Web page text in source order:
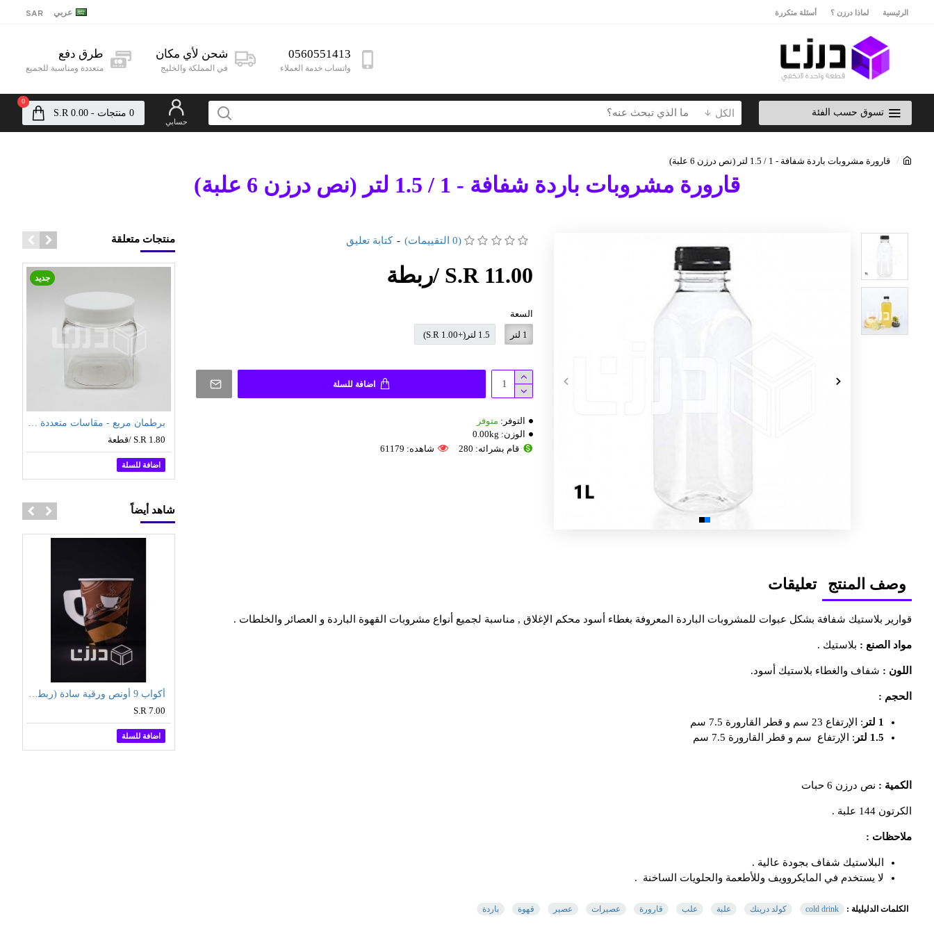
الرئيسية لماذا درزن ؟ أسئلة متكررة عربي SAR
0560551413
واتساب خدمة العملاء
شحن لأي مكان
في المملكة والخليج
طرق دفع
متعددة ومناسبة للجميع
تسوق حسب الفئة الكل
حسابي
0 منتجات - S.R 0.00
0
قارورة مشروبات باردة شفافة - 1 / 1.5 لتر (نص درزن 6 علبة)
قارورة مشروبات باردة شفافة - 1 / 1.5 لتر (نص درزن 6 علبة)
التوفر: متوفر
الوزن: 0.00kg
قام بشرائه: 280
شاهده: 61179
(0 التقييمات) - كتابة تعليق
S.R 11.00 /ربطة
السعة
1 لتر
1.5 لتر (+S.R 1.00)
اضافة للسلة
وصف المنتج تعليقات
قوارير بلاستيك شفافة بشكل عبوات للمشروبات الباردة المعروفة بغطاء أسود محكم الإغلاق , مناسبة لجميع أنواع مشروبات القهوة الباردة و العصائر والخلطات .
مواد الصنع : بلاستيك .
اللون : شفاف والغطاء بلاستيك أسود.
الحجم :
1 لتر
: الإرتفاع 23 سم و قطر القارورة 7.5 سم
1.5 لتر
: الإرتفاع سم و قطر القارورة 7.5 سم
الكمية : نص درزن 6 حبات
الكرتون 144 علبة .
ملاحظات :
البلاستيك شفاف بجودة عالية .
لا يستخدم في المايكروويف وللأطعمة والحلويات الساخنة .
الكلمات الدليليلة : cold drink كولد درينك علبة علب قارورة عصيرات عصير قهوة باردة
منتجات متعلقة
جديد
برطمان مربع - مقاسات متعددة (12 حبة بالشدة)
S.R 1.80 /قطعة
اضافة للسلة
شاهد أيضاً
أكواب 9 أونص ورقية سادة (ربطة ٥٠ كوب)
S.R 7.00
اضافة للسلة